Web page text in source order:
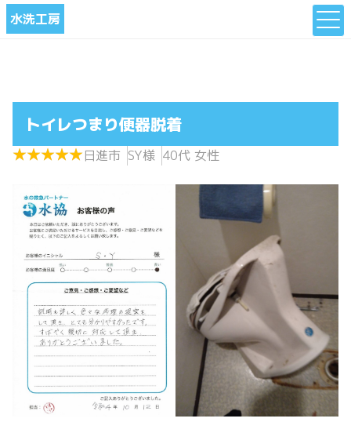
水洗工房
トイレつまり便器脱着
★★★★★
★★★★★日進市 SY様 40代 女性